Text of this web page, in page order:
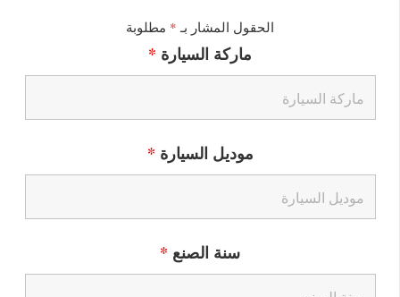
الحقول المشار بـ * مطلوبة
ماركة السيارة *
موديل السيارة *
سنة الصنع *